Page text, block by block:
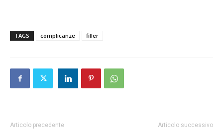
TAGS complicanze filler
Articolo precedente Articolo successivo